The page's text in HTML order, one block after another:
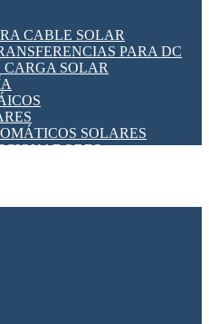
CABLE SOLAR
PARA DC
SOLAR
SOLARES
SPDS PARA